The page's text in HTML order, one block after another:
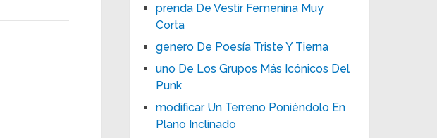
prenda De Vestir Femenina Muy
Corta
genero De Poesía Triste Y Tierna
uno De Los Grupos Más Icónicos Del
Punk
modificar Un Terreno Poniéndolo En
Plano Inclinado